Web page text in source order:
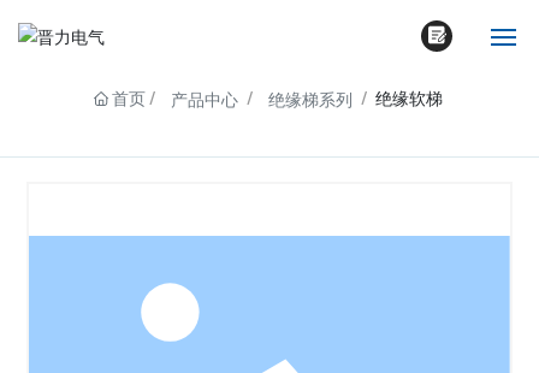
首页 产品中心 绝缘梯系列 绝缘软梯